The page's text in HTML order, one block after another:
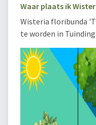
Waar plaats ik
Wisteria floribunda
te worden in